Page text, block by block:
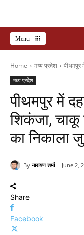
Menu
Home मध्य प्रदेश पीथमपुर
मध्य प्रदेश
पीथमपुर में
शिकंजा,
का निकाला
By नारायण शर्मा June 2,
Share
Facebook